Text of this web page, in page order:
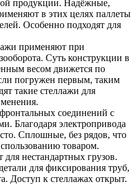
продукции. Надёжные,
в этих целях паллеты
Особенно подходят для
применяют при
Суть конструкции в
весом движется по
погружен первым, таким
такие стеллажи для
соединений с
Благодаря электропривода
Сплошные, без рядов, что
товаром.
нестандартных грузов.
для фиксирования труб,
Доступ к стеллажах открыт.